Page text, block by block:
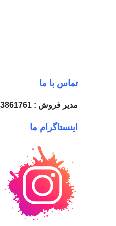
تماس با ما
مدیر فروش : 09153861761
اینستاگرام ما